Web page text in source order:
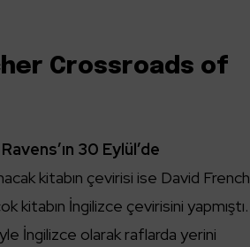
Crossroads of
30 Eylül’de
kitabın çevirisi ise David French
kitabın İngilizce çevirisini yapmıştı.
İngilizce olarak raflarda yerini